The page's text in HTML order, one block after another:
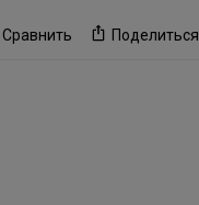
Сравнить Поделиться